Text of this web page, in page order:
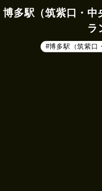
博多駅（筑紫口・中
ラ
#博多駅（筑紫口